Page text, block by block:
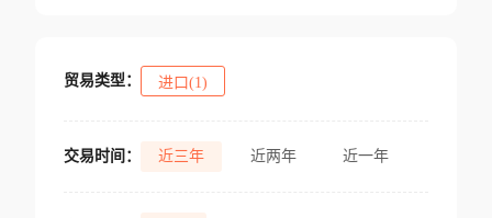
贸易类型： 进口(1)
交易时间： 近三年 近两年 近一年